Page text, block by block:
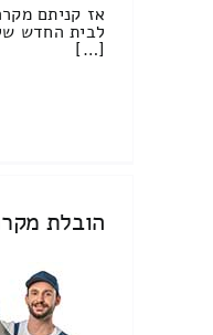
אז קניתם
לבית החדש
[…]
הובלת